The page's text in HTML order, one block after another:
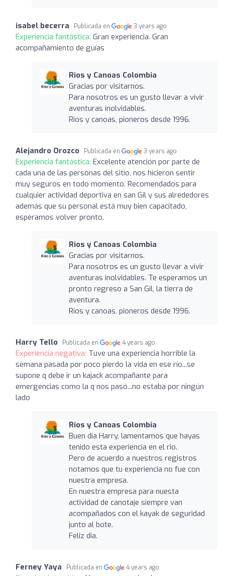
isabel becerra Publicada en 3 years ago
Experiencia fantástica: Gran experiencia. Gran
acompañamiento de guías
Rios y Canoas Colombia
Gracias por visitarnos.
Para nosotros es un gusto llevar a vivir
aventuras inolvidables.
Rios y canoas, pioneros desde 1996.
Alejandro Orozco Publicada en 3 years ago
Experiencia fantástica: Excelente atención por parte de
cada una de las personas del sitio, nos hicieron sentir
muy seguros en todo momento. Recomendados para
cualquier actividad deportiva en san Gil y sus alrededores
además que su personal está muy bien capacitado,
esperamos volver pronto.
Rios y Canoas Colombia
Gracias por visitarnos.
Para nosotros es un gusto llevar a vivir
aventuras inolvidables. Te esperamos un
pronto regreso a San Gil, la tierra de
aventura.
Rios y canoas, pioneros desde 1996.
Harry Tello Publicada en 4 years ago
Experiencia negativa: Tuve una experiencia horrible la
semana pasada por poco pierdo la vida en ese río...se
supone q debe ir un kajack acompañante para
emergencias como la q nos pasó...no estaba por ningún
lado
Rios y Canoas Colombia
Buen dia Harry, lamentamos que hayas
tenido esta experiencia en el rio.
Pero de acuerdo a nuestros registros
notamos que tu experiencia no fue con
nuestra empresa.
En nuestra empresa para nuesta
actividad de canotaje siempre van
acompañados con el kayak de seguridad
junto al bote.
Feliz dia.
Ferney Yaya Publicada en 4 years ago